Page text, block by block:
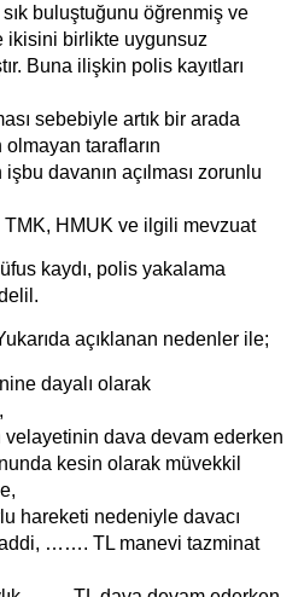
sık buluştuğunu öğrenmiş ve
ikisini birlikte uygunsuz
Buna ilişkin polis kayıtları
sebebiyle artık bir arada
tarafların
davanın açılması zorunlu
TMK, HMUK ve ilgili mevzuat
kaydı, polis yakalama
açıklanan nedenler ile;
dayalı olarak
velayetinin dava devam ederken
kesin olarak müvekkil
hareketi nedeniyle davacı
……. TL manevi tazminat